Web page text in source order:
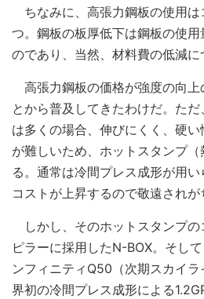
ちなみに、高張力鋼板の使用は
つ。鋼板の板厚低下は鋼板の使
のであり、当然、材料費の低減に
高張力鋼板の価格が強度の向上
とから普及してきたわけだ。た
は多くの場合、伸びにくく、硬
が難しいため、ホットスタンプ
る。通常は冷間プレス成形が用
コストが上昇するので敬遠されが
しかし、そのホットスタンプの
ピラーに採用したN-BOX。そし
ンフィニティQ50（次期スカイ
界初の冷間プレス成形による